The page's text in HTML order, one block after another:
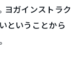
ヨガインストラク
ということから